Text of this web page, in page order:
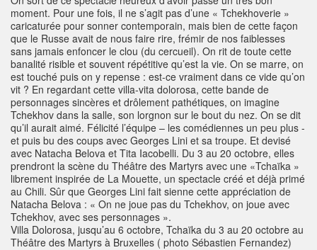
moment. Pour une fois, il ne s’agit pas d’une « Tchekhoverie »
caricaturée pour sonner contemporain, mais bien de cette façon
que le Russe avait de nous faire rire, frémir de nos faiblesses
sans jamais enfoncer le clou (du cercueil). On rit de toute cette
banalité risible et souvent répétitive qu’est la vie. On se marre, on
est touché puis on y repense : est-ce vraiment dans ce vide qu’on
vit ? En regardant cette villa-vita dolorosa, cette bande de
personnages sincères et drôlement pathétiques, on imagine
Tchekhov dans la salle, son lorgnon sur le bout du nez. On se dit
qu’il aurait aimé. Félicité l’équipe – les comédiennes un peu plus -
et puis bu des coups avec Georges Lini et sa troupe. Et devisé
avec Natacha Belova et Tita Iacobelli. Du 3 au 20 octobre, elles
prendront la scène du Théâtre des Martyrs avec une «Tchaïka »
librement inspirée de La Mouette, un spectacle créé et déjà primé
au Chili. Sûr que Georges Lini fait sienne cette appréciation de
Natacha Belova : « On ne joue pas du Tchekhov, on joue avec
Tchekhov, avec ses personnages ».
Villa Dolorosa, jusqu’au 6 octobre, Tchaïka du 3 au 20 octobre au
Théâtre des Martyrs à Bruxelles ( photo Sébastien Fernandez)